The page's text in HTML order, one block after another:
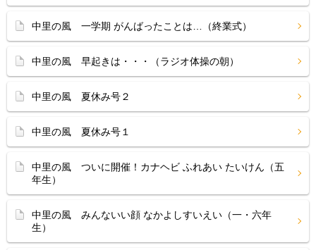
中里の風 一学期 がんばったことは…（終業式）
中里の風 早起きは・・・（ラジオ体操の朝）
中里の風 夏休み号２
中里の風 夏休み号１
中里の風 ついに開催！カナヘビ ふれあい たいけん（五
年生）
中里の風 みんないい顔 なかよしすいえい（一・六年
生）